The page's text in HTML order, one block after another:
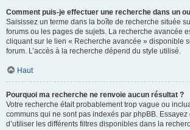
Comment puis-je effectuer une recherche dans un
Saisissez un terme dans la boîte de recherche située
forums ou les pages de sujets. La recherche avancée
cliquant sur le lien « Recherche avancée » disponible
forum. L’accès à la recherche dépend du style utilisé.
Haut
Pourquoi ma recherche ne renvoie aucun résultat ?
Votre recherche était probablement trop vague ou
communs qui ne sont pas indexés par phpBB. Essayez
d’utiliser les différents filtres disponibles dans la